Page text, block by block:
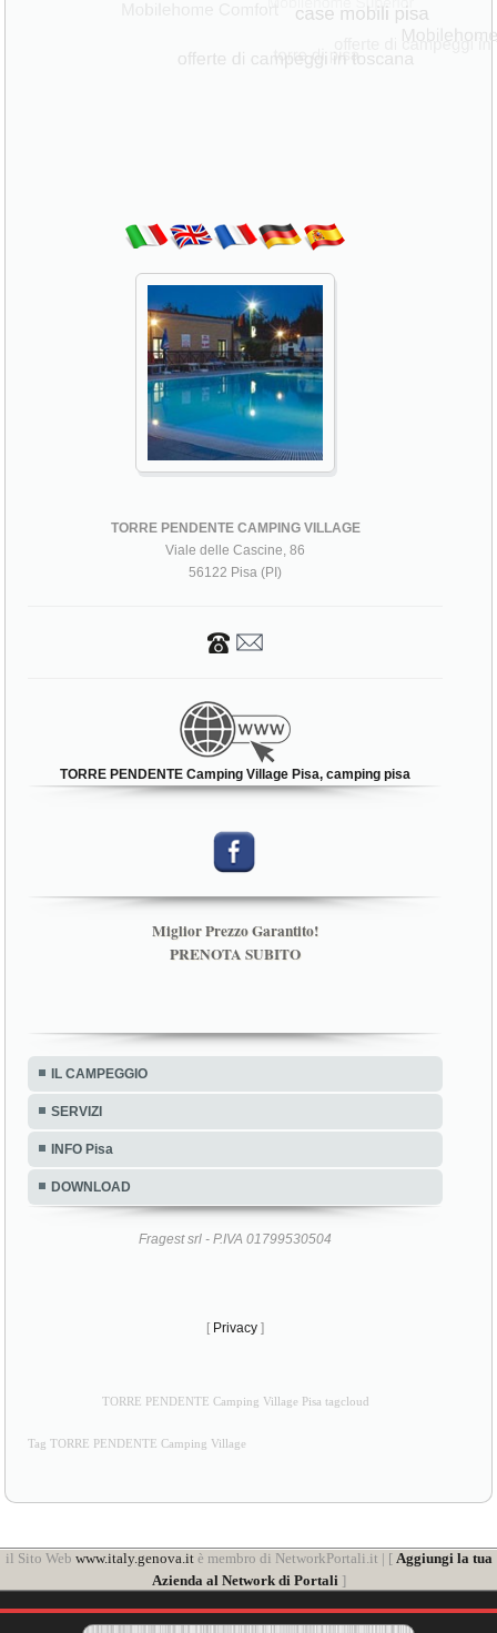
TORRE PENDENTE CAMPING VILLAGE
Viale delle Cascine, 86
56122 Pisa (PI)
TORRE PENDENTE Camping Village Pisa, camping pisa
Miglior Prezzo Garantito!
PRENOTA SUBITO
IL CAMPEGGIO
SERVIZI
INFO Pisa
DOWNLOAD
Fragest srl - P.IVA 01799530504
[ Privacy ]
TORRE PENDENTE Camping Village Pisa tagcloud
Tag TORRE PENDENTE Camping Village
il Sito Web www.italy.genova.itè membro di NetworkPortali.it | [ Aggiungi la tua
Azienda al Network di Portali]